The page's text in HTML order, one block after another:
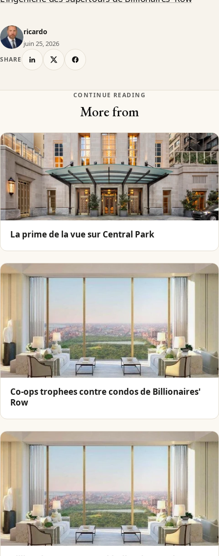
ricardo
juin 25, 2026
SHARE
CONTINUE READING
More from
La prime de la vue sur Central Park
Co-ops trophees contre condos de Billionaires'
Row